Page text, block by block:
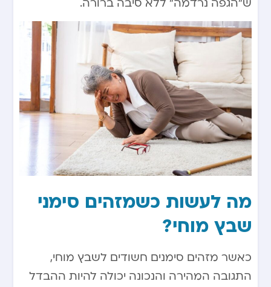
ש”הגפה נרדמה” ללא סיבה ברורה.
מה לעשות כשמזהים סימני
שבץ מוחי?
כאשר מזהים סימנים חשודים לשבץ מוחי,
התגובה המהירה והנכונה יכולה להיות ההבדל